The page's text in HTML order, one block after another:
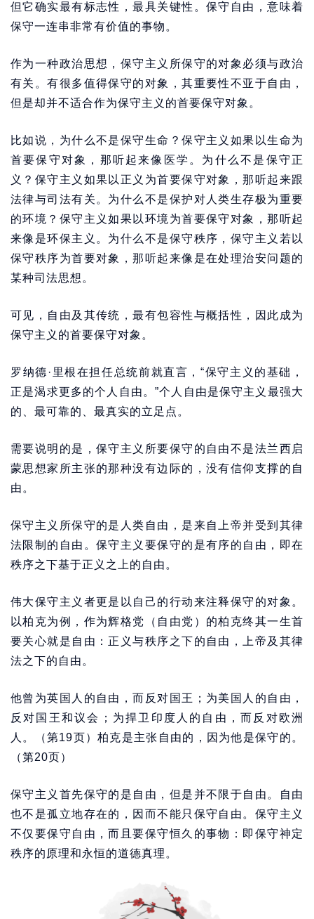
但它确实最有标志性，最具关键性。保守自由，意味着
保守一连串非常有价值的事物。
作为一种政治思想，保守主义所保守的对象必须与政治
有关。有很多值得保守的对象，其重要性不亚于自由，
但是却并不适合作为保守主义的首要保守对象。
比如说，为什么不是保守生命？保守主义如果以生命为
首要保守对象，那听起来像医学。为什么不是保守正
义？保守主义如果以正义为首要保守对象，那听起来跟
法律与司法有关。为什么不是保护对人类生存极为重要
的环境？保守主义如果以环境为首要保守对象，那听起
来像是环保主义。为什么不是保守秩序，保守主义若以
保守秩序为首要对象，那听起来像是在处理治安问题的
某种司法思想。
可见，自由及其传统，最有包容性与概括性，因此成为
保守主义的首要保守对象。
罗纳德·里根在担任总统前就直言，“保守主义的基础，
正是渴求更多的个人自由。”个人自由是保守主义最强大
的、最可靠的、最真实的立足点。
需要说明的是，保守主义所要保守的自由不是法兰西启
蒙思想家所主张的那种没有边际的，没有信仰支撑的自
由。
保守主义所保守的是人类自由，是来自上帝并受到其律
法限制的自由。保守主义要保守的是有序的自由，即在
秩序之下基于正义之上的自由。
伟大保守主义者更是以自己的行动来注释保守的对象。
以柏克为例，作为辉格党（自由党）的柏克终其一生首
要关心就是自由：正义与秩序之下的自由，上帝及其律
法之下的自由。
他曾为英国人的自由，而反对国王；为美国人的自由，
反对国王和议会；为捍卫印度人的自由，而反对欧洲
人。（第19页）柏克是主张自由的，因为他是保守的。
（第20页）
保守主义首先保守的是自由，但是并不限于自由。自由
也不是孤立地存在的，因而不能只保守自由。保守主义
不仅要保守自由，而且要保守恒久的事物：即保守神定
秩序的原理和永恒的道德真理。